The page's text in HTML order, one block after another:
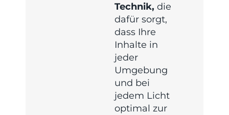
Technik, die
dafür sorgt,
dass Ihre
Inhalte in
jeder
Umgebung
und bei
jedem Licht
optimal zur